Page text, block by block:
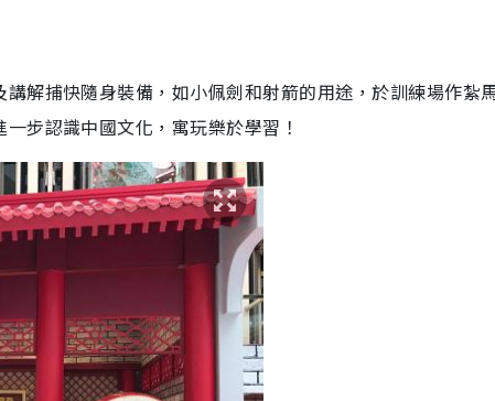
解捕快隨身裝備，如小佩劍和射箭的用途，於訓練場作紮
步認識中國文化，寓玩樂於學習！